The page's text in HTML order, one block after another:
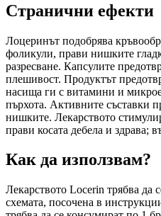
Странични ефекти
Лоцеринът подобрява
фоликули, прави нишките
разресване. Капсулите
плешивост. Продуктът
насища ги с витамини и
пърхота. Активните съставки
нишките. Лекарството
прави косата дебела и здрава;
Как да използвам?
Лекарството Locerin трябва да
схемата, посочена в